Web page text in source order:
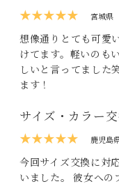
★★★★★
宮城県
想像通りとても可愛
けてます。軽いのも
しいと言ってました
ます！
サイズ・カラー
★★★★★
鹿児島
今回サイズ交換に対
いました。 彼女への